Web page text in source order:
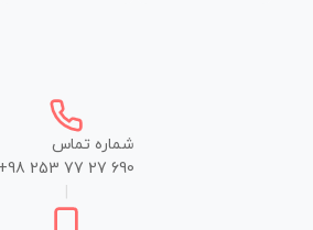
شماره تماس
+98 253 77 27 690